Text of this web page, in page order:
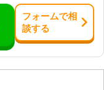
フォームで相
談する